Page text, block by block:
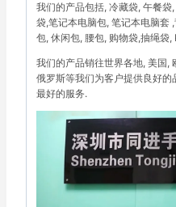
我们的产品包括, 冷藏袋, 午餐袋
袋,笔记本电脑包, 笔记本电脑套
包, 休闲包, 腰包, 购物袋,抽绳袋,
我们的产品销往世界各地, 美国,
俄罗斯等我们为客户提供良好
最好的服务.